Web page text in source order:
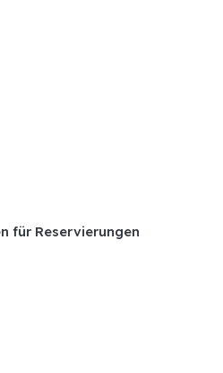
für Reservierungen